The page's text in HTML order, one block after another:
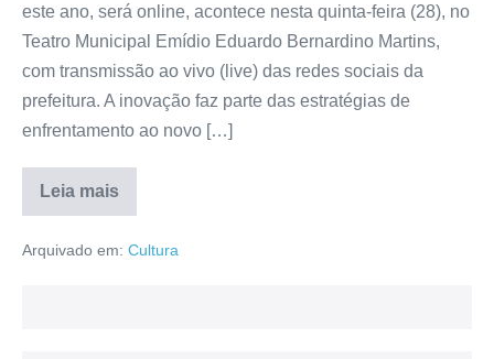
este ano, será online, acontece nesta quinta-feira (28), no
Teatro Municipal Emídio Eduardo Bernardino Martins,
com transmissão ao vivo (live) das redes sociais da
prefeitura. A inovação faz parte das estratégias de
enfrentamento ao novo […]
Leia mais
Arquivado em: Cultura